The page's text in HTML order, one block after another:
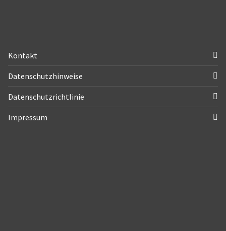
Kontakt
Datenschutzhinweise
Datenschutzrichtlinie
Impressum